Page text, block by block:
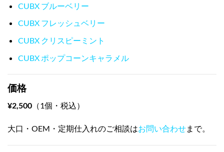
CUBX ブルーベリー
CUBX フレッシュベリー
CUBX クリスピーミント
CUBX ポップコーンキャラメル
価格
¥2,500 （1個・税込）
大口・OEM・定期仕入れのご相談はお問い合わせまで。